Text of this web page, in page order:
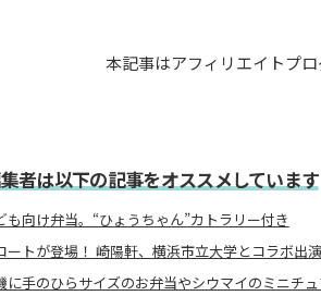
本記事はアフィリエイトプ
者は以下の記事をオススメしています
も向け弁当。“ひょうちゃん”カトラリー付き
ートが登場！ 崎陽軒、横浜市立大学とコラボ出演
に手のひらサイズのお弁当やシウマイのミニチ